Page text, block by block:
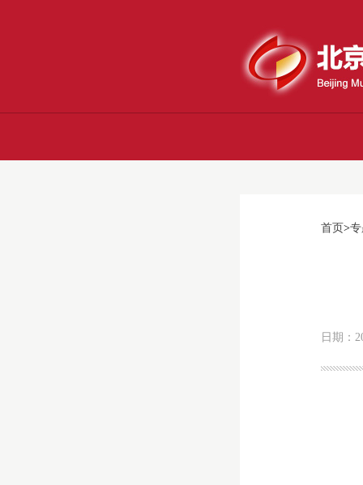
首页>
日期：